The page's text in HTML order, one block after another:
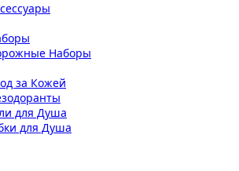
Наборы
за Кожей
для Душа
для Душа